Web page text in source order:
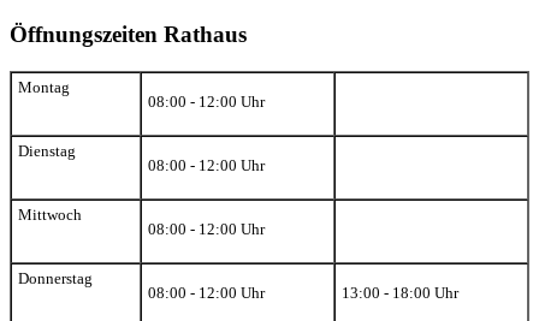
Öffnungszeiten Rathaus
Montag
08:00 - 12:00 Uhr
Dienstag
08:00 - 12:00 Uhr
Mittwoch
08:00 - 12:00 Uhr
Donnerstag
08:00 - 12:00 Uhr
13:00 - 18:00 Uhr